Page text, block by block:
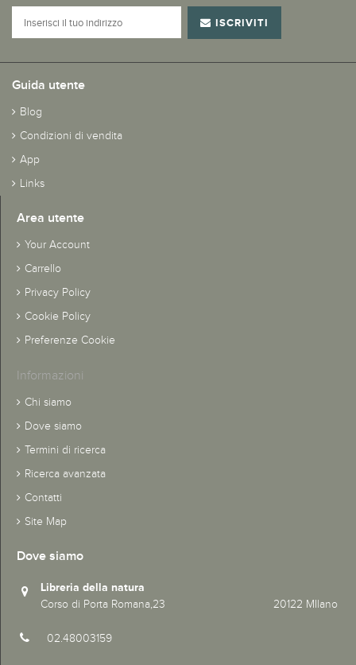
ISCRIVITI
Guida utente
Blog
Condizioni di vendita
App
Links
Area utente
Your Account
Carrello
Privacy Policy
Cookie Policy
Preferenze Cookie
Informazioni
Chi siamo
Dove siamo
Termini di ricerca
Ricerca avanzata
Contatti
Site Map
Dove siamo
Libreria della natura
Corso di Porta Romana,23 20122 MIlano
02.48003159